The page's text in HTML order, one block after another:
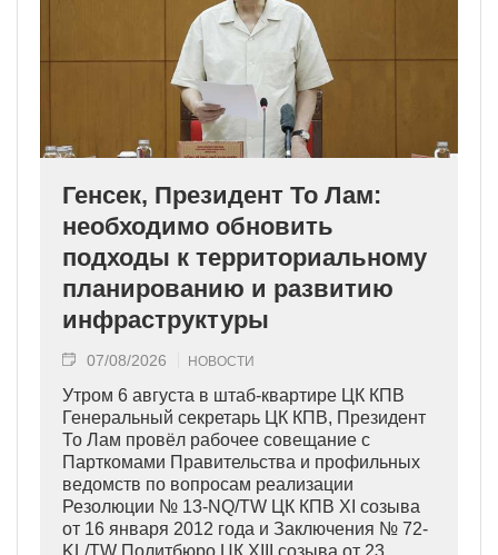
Генсек, Президент То Лам:
необходимо обновить
подходы к территориальному
планированию и развитию
инфраструктуры
07/08/2026 НОВОСТИ
Утром 6 августа в штаб-квартире ЦК КПВ
Генеральный секретарь ЦК КПВ, Президент
То Лам провёл рабочее совещание с
Парткомами Правительства и профильных
ведомств по вопросам реализации
Резолюции № 13-NQ/TW ЦК КПВ XI созыва
от 16 января 2012 года и Заключения № 72-